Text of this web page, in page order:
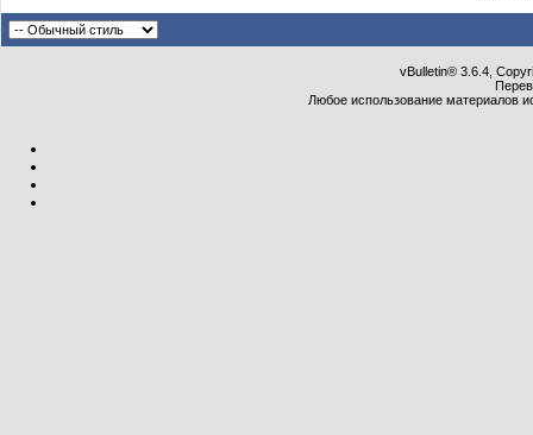
vBulletin® 3.6.4,
Любое использование материалов